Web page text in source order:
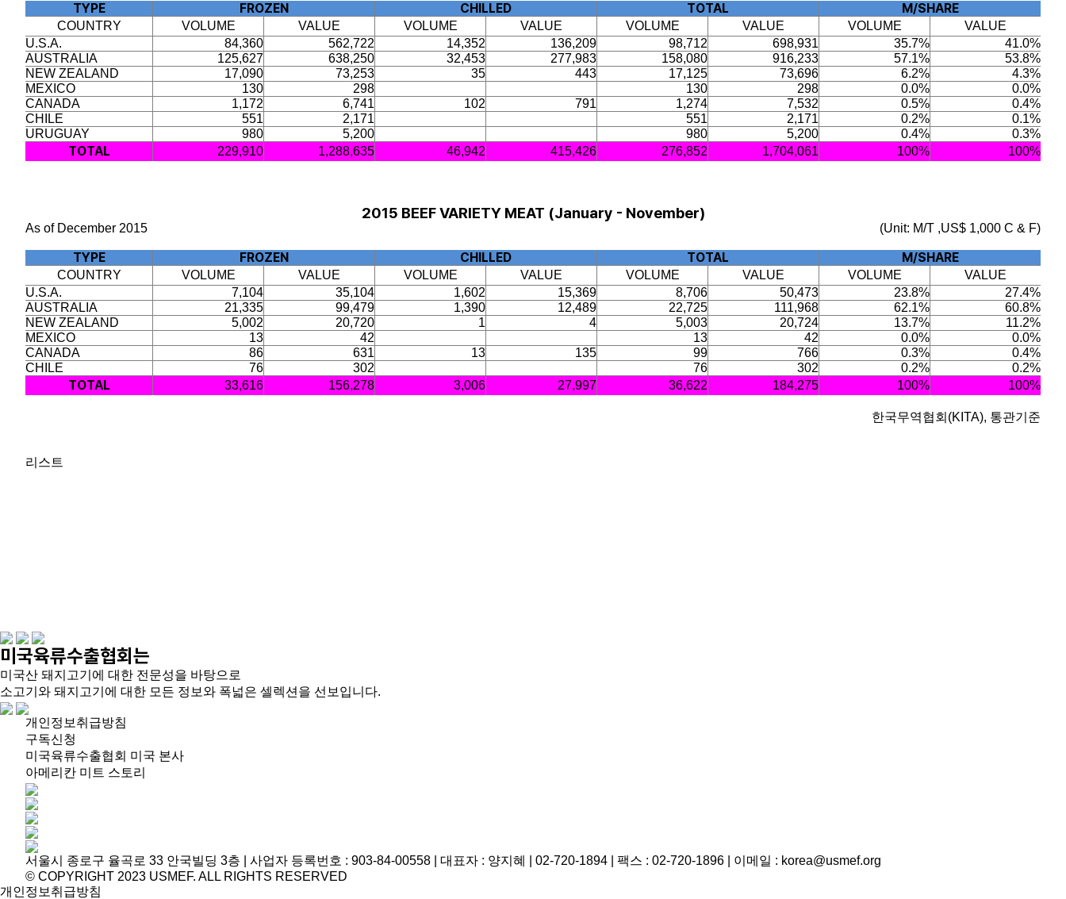
TYPE FROZEN CHILLED TOTAL M/SHARE
COUNTRY VOLUME VALUE VOLUME VALUE VOLUME VALUE VOLUME
VALUE
U.S.A.
84,360 562,722 14,352 136,209 98,712 698,931 35.7%
41.0%
AUSTRALIA
125,627 638,250 32,453 277,983 158,080 916,233 57.1%
53.8%
NEW ZEALAND
17,090 73,253 35 443 17,125 73,696 6.2%
4.3%
MEXICO
130 298 130 298 0.0%
0.0%
CANADA
1,172 6,741 102 791 1,274 7,532 0.5%
0.4%
CHILE
551 2,171 551 2,171 0.2%
0.1%
URUGUAY
980 5,200 980 5,200 0.4% 0.3%
TOTAL 229,910 1,288,635 46,942 415,426 276,852 1,704,061 100% 100%
2015 BEEF VARIETY MEAT (January - November)
As of December 2015 (Unit: M/T ,US$ 1,000 C & F)
TYPE FROZEN CHILLED TOTAL M/SHARE
COUNTRY VOLUME VALUE VOLUME VALUE VOLUME VALUE VOLUME
VALUE
U.S.A.
7,104 35,104 1,602 15,369 8,706 50,473 23.8%
27.4%
AUSTRALIA
21,335 99,479 1,390 12,489 22,725 111,968 62.1%
60.8%
NEW ZEALAND
5,002 20,720 1 4 5,003 20,724 13.7%
11.2%
MEXICO
13 42 13 42 0.0%
0.0%
CANADA
86 631 13 135 99 766 0.3%
0.4%
CHILE
76 302 76 302 0.2% 0.2%
TOTAL 33,616 156,278 3,006 27,997 36,622 184,275 100% 100%
한국무역협회(KITA), 통관기준
리스트
미국육류수출협회는
미국산 돼지고기에 대한 전문성을 바탕으로
소고기와 돼지고기에 대한 모든 정보와 폭넓은 셀렉션을 선보입니다.
개인정보취급방침
구독신청
미국육류수출협회 미국 본사
아메리칸 미트 스토리
서울시 종로구 율곡로 33 안국빌딩 3층 | 사업자 등록번호 : 903-84-00558 | 대표자 : 양지혜 | 02-720-1894 | 팩스 : 02-720-1896 | 이메일 : korea@usmef.org
© COPYRIGHT 2023 USMEF. ALL RIGHTS RESERVED
개인정보취급방침